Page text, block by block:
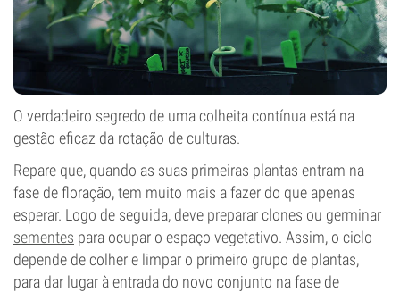
O verdadeiro segredo de uma colheita contínua está na
gestão eficaz da rotação de culturas.
Repare que, quando as suas primeiras plantas entram na
fase de floração, tem muito mais a fazer do que apenas
esperar. Logo de seguida, deve preparar clones ou germinar
sementes para ocupar o espaço vegetativo. Assim, o ciclo
depende de colher e limpar o primeiro grupo de plantas,
para dar lugar à entrada do novo conjunto na fase de